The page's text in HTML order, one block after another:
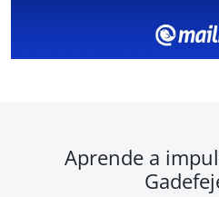
Aprende a